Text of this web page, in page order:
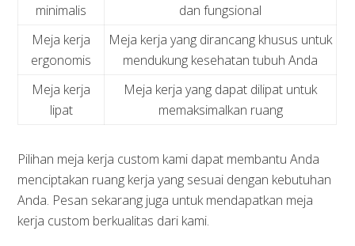
minimalis
dan fungsional
Meja kerja
ergonomis
Meja kerja yang dirancang khusus untuk
mendukung kesehatan tubuh Anda
Meja kerja
lipat
Meja kerja yang dapat dilipat untuk
memaksimalkan ruang
Pilihan meja kerja custom kami dapat membantu Anda
menciptakan ruang kerja yang sesuai dengan kebutuhan
Anda. Pesan sekarang juga untuk mendapatkan meja
kerja custom berkualitas dari kami.